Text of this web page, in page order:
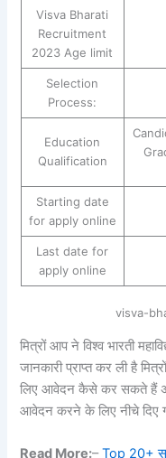
Visva Bharati
Recruitment
2023 Age limit
Selection
Process:
Education
Qualification
Starting date
for apply online
Last date for
apply online
visva-
मित्रों आप ने विश्व भारती
जानकारी प्राप्त कर ली है
लिए आवेदन कैसे कर सकते हैं
आवेदन करने के लिए नीचे दिए
Read More:–Top 20+